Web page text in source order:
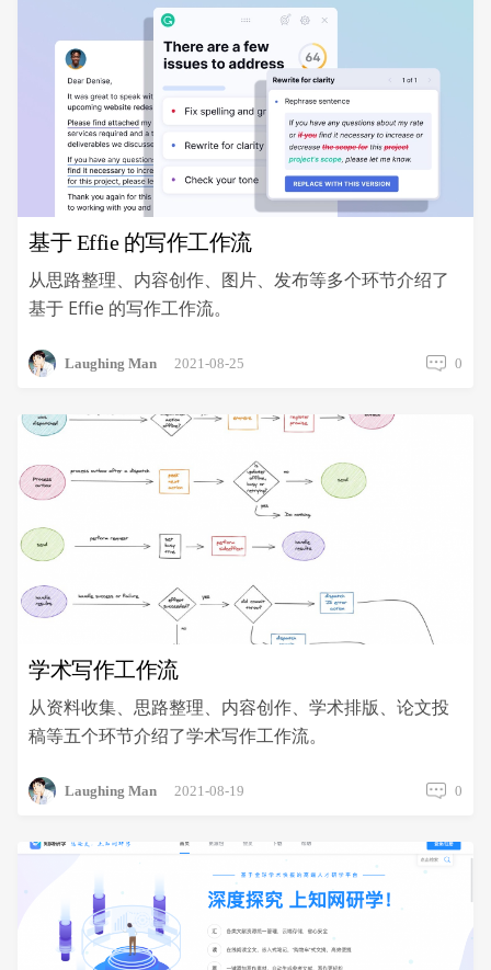
基于 Effie 的写作工作流
从思路整理、内容创作、图片、发布等多个环节介绍了
基于 Effie 的写作工作流。
Laughing Man 2021-08-25 0
学术写作工作流
从资料收集、思路整理、内容创作、学术排版、论文投
稿等五个环节介绍了学术写作工作流。
Laughing Man 2021-08-19 0